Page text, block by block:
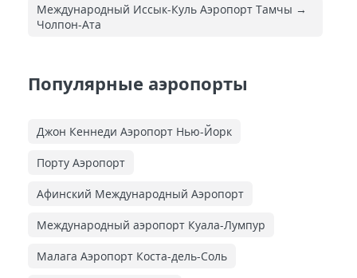
Международный Иссык-Куль Аэропорт Тамчы →
Чолпон-Ата
Популярные аэропорты
Джон Кеннеди Аэропорт Нью-Йорк
Порту Аэропорт
Афинский Международный Аэропорт
Международный аэропорт Куала-Лумпур
Малага Аэропорт Коста-дель-Соль